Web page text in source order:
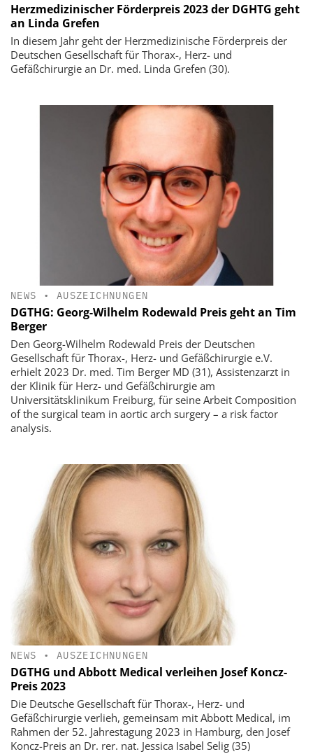
Herzmedizinischer Förderpreis 2023 der DGHTG geht
an Linda Grefen
In diesem Jahr geht der Herzmedizinische Förderpreis der
Deutschen Gesellschaft für Thorax-, Herz- und
Gefäßchirurgie an Dr. med. Linda Grefen (30).
NEWS • AUSZEICHNUNGEN
DGTHG: Georg-Wilhelm Rodewald Preis geht an Tim
Berger
Den Georg-Wilhelm Rodewald Preis der Deutschen
Gesellschaft für Thorax-, Herz- und Gefäßchirurgie e.V.
erhielt 2023 Dr. med. Tim Berger MD (31), Assistenzarzt in
der Klinik für Herz- und Gefäßchirurgie am
Universitätsklinikum Freiburg, für seine Arbeit Composition
of the surgical team in aortic arch surgery – a risk factor
analysis.
NEWS • AUSZEICHNUNGEN
DGTHG und Abbott Medical verleihen Josef Koncz-
Preis 2023
Die Deutsche Gesellschaft für Thorax-, Herz- und
Gefäßchirurgie verlieh, gemeinsam mit Abbott Medical, im
Rahmen der 52. Jahrestagung 2023 in Hamburg, den Josef
Koncz-Preis an Dr. rer. nat. Jessica Isabel Selig (35)